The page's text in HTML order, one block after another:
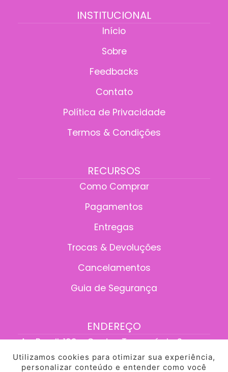
INSTITUCIONAL
Início
Sobre
Feedbacks
Contato
Política de Privacidade
Termos & Condições
RECURSOS
Como Comprar
Pagamentos
Entregas
Trocas & Devoluções
Cancelamentos
Guia de Segurança
ENDEREÇO
Av. Brasil, 199 - Centro, Tangará da Serra -
MT, 78300-095
Utilizamos cookies para otimizar sua experiência,
personalizar conteúdo e entender como você